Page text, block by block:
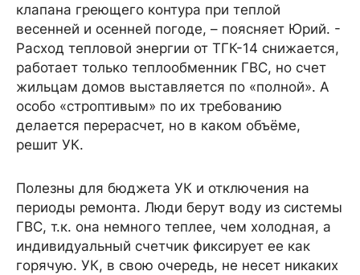
клапана греющего контура при теплой
весенней и осенней погоде, – поясняет Юрий. -
Расход тепловой энергии от ТГК-14 снижается,
работает только теплообменник ГВС, но счет
жильцам домов выставляется по «полной». А
особо «строптивым» по их требованию
делается перерасчет, но в каком объёме,
решит УК.
Полезны для бюджета УК и отключения на
периоды ремонта. Люди берут воду из системы
ГВС, т.к. она немного теплее, чем холодная, а
индивидуальный счетчик фиксирует ее как
горячую. УК, в свою очередь, не несет никаких